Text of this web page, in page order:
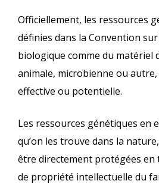
Officiellement, les ressources
définies dans la Convention
biologique comme du matériel
animale, microbienne ou
effective ou potentielle.
Les ressources génétiques en
qu’on les trouve dans la
être directement protégées en
de propriété intellectuelle du